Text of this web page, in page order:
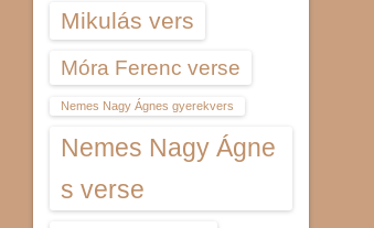
Mikulás vers
Móra Ferenc verse
Nemes Nagy Ágnes gyerekvers
Nemes Nagy Ágne
s verse